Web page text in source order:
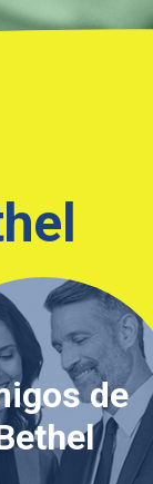
de